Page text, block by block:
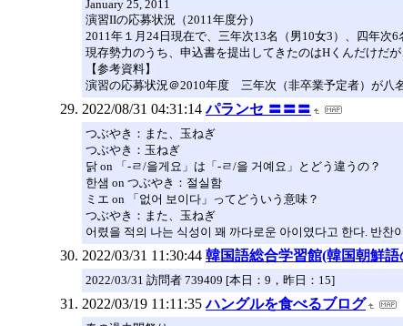
January 25, 2011
演習IIの応募状況（2011年度分）
2011年１月24日現在で、三年次13名（男10女3）、四年次
現存勢力のうち、申込書を提出してきたのはHくんだけだ
【参考資料】
演習の応募状況＠2010年度 三年次（非卒業予定者）が八
2022/08/31 04:31:14 パランセ 〓〓〓
つぶやき：また、玉ねぎ
つぶやき：玉ねぎ
닭 on 「-ㄹ/을게요」は「-ㄹ/을 거예요」とどう違うの？
한샘 on つぶやき：절실함
ミエ on 「없어 보이다」ってどういう意味？
つぶやき：また、玉ねぎ
어렸을 적의 나는 식성이 꽤 까다로운 아이였다고 한다. 반찬
2022/03/31 11:30:44 韓国語総合学習館(韓国朝鮮語
2022/03/31 訪問者 739409 [本日：9，昨日：15]
2022/03/19 11:11:35 ハングルを食べるブログ